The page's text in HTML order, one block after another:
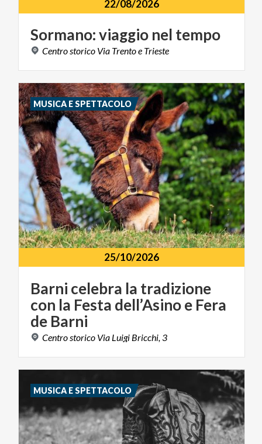
22/08/2026
Sormano:viaggio nel tempo
Centrostorico Via Trentoe Trieste
25/10/2026
Barni celebra la tradizione
con la Festa dell’Asino e Fera
de Barni
Centro storico Via Luigi Bricchi, 3
MUSICA E SPETTACOLO
MUSICA E SPETTACOLO